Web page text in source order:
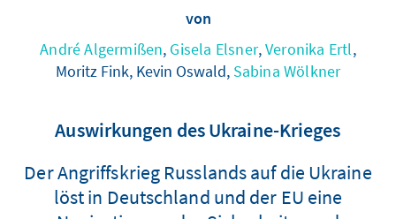
von
André Algermißen, Gisela Elsner,Veronika Ertl,
Moritz Fink, Kevin Oswald, Sabina Wölkner
Auswirkungen des Ukraine-Krieges
Der Angriffskrieg Russlands auf die Ukraine
löst in Deutschland und der EU eine